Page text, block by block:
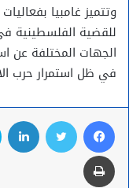
وتتميز غامبيا
للقضية الفلسطينية
الجهات المختلفة عن
في ظل استمرار حرب
فيسبوك تويتر
طباعة